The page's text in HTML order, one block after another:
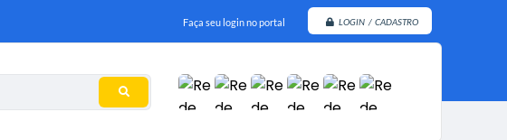
Faça seu login no portal LOGIN / CADASTRO